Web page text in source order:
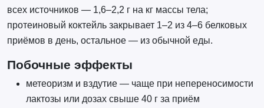
всех источников — 1,6–2,2 г на кг массы тела;
протеиновый коктейль закрывает 1–2 из 4–6 белковых
приёмов в день, остальное — из обычной еды.
Побочные эффекты
метеоризм и вздутие — чаще при непереносимости
лактозы или дозах свыше 40 г за приём